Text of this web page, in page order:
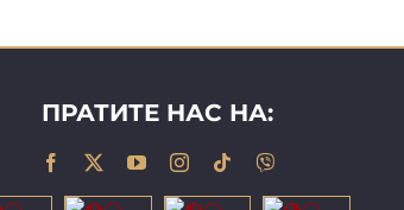
ПРАТИТЕ НАС НА: